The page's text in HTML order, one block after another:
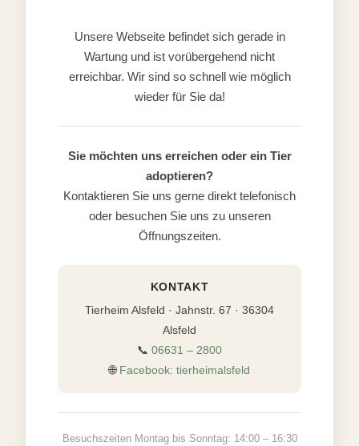
Unsere Webseite befindet sich gerade in
Wartung und ist vorübergehend nicht
erreichbar. Wir sind so schnell wie möglich
wieder für Sie da!
Sie möchten uns erreichen oder ein Tier
adoptieren?
Kontaktieren Sie uns gerne direkt telefonisch
oder besuchen Sie uns zu unseren
Öffnungszeiten.
KONTAKT
Tierheim Alsfeld · Jahnstr. 67 · 36304
Alsfeld
📞 06631 – 2800
🌐 Facebook: tierheimalsfeld
Besuchszeiten Montag bis Sonntag: 14:00 – 16:30